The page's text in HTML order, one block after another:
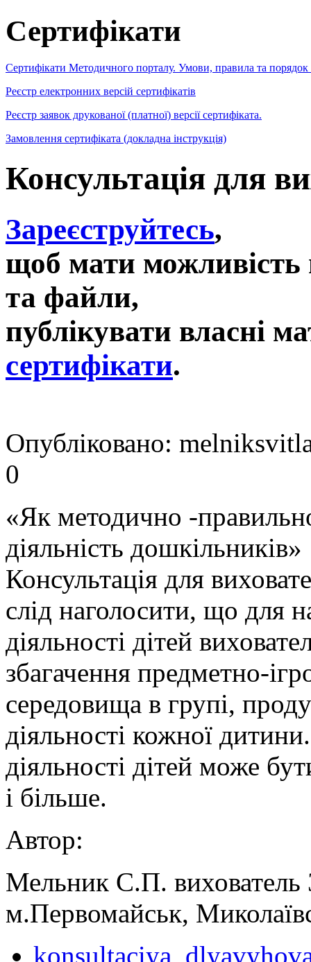
Сертифікати
Сертифікати Методичного порталу. Умови, правила та порядок
Реєстр електронних версій сертифікатів
Реєстр заявок друкованої (платної) версії сертифіката.
Замовлення сертифіката (докладна інструкція)
Консультація для
Зареєструйтесь,
щоб мати можливість
та файли,
публікувати власні
сертифікати.
Опубліковано:
0
«Як методично -
діяльність дошкільників»
Консультація для
слід наголосити, що для
діяльності дітей
збагачення предметно-
середовища в групі,
діяльності кожної
діяльності дітей може
і більше.
Автор:
Мельник С.П.
м.Первомайськ,